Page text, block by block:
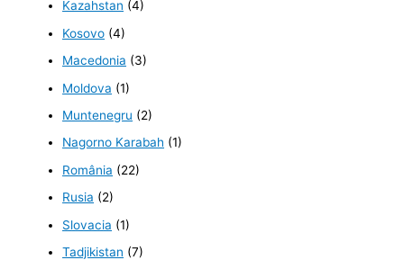
Kazahstan (4)
Kosovo (4)
Macedonia (3)
Moldova (1)
Muntenegru (2)
Nagorno Karabah (1)
România (22)
Rusia (2)
Slovacia (1)
Tadjikistan (7)